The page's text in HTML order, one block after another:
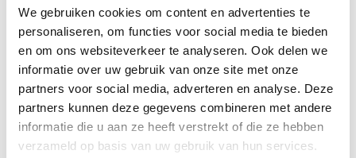
We gebruiken cookies om content en advertenties te
personaliseren, om functies voor social media te bieden
en om ons websiteverkeer te analyseren. Ook delen we
informatie over uw gebruik van onze site met onze
partners voor social media, adverteren en analyse. Deze
partners kunnen deze gegevens combineren met andere
informatie die u aan ze heeft verstrekt of die ze hebben
verzameld op basis van uw gebruik van hun services.
€ 31,36
VERGELIJKBARE PRODUCTEN